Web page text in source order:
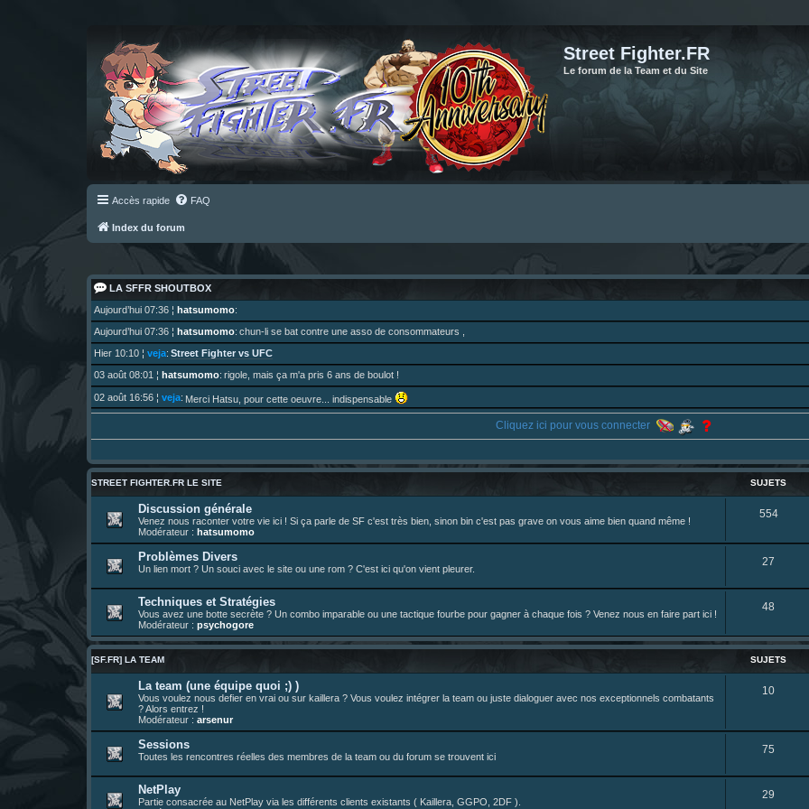
Street Fighter.FR
Le forum de la Team et du Site
Accès rapide FAQ
Index du forum
LA SFFR SHOUTBOX
Aujourd’hui 07:36 ¦ hatsumomo:
Aujourd’hui 07:36 ¦ hatsumomo: chun-li se bat contre une asso de consommateurs ,
Hier 10:10 ¦ veja: Street Fighter vs UFC
03 août 08:01 ¦ hatsumomo: rigole, mais ça m'a pris 6 ans de boulot !
02 août 16:56 ¦ veja: Merci Hatsu, pour cette oeuvre... indispensable
01 août 08:08¦hatsumomo:https://archiveofourown.org/works/74744 ... /195226046
01 août 08:08¦hatsumomo:Aujourd'hui, c'est le yaoi day. Pour la peine je reposte ma dernière fic.
30 juil. 07:22¦hatsumomo:Un futur indispensable :
26 juil. 22:09¦hatsumomo:bio de Alex en ligne les gens !
13 juil. 09:53¦hatsumomo:bonjour les amis, je viens de poster ma 1e review de figurine !
23 juin 10:36¦indy:une très chouette SFFR shoutbox !
23 juin 07:30¦hatsumomo :nouvelle trad caniculaire les amis !
23 juin 07:26¦hatsumomo:shoutbox réinitialisée
22 juin 12:27¦indy:Yo !
22 juin 08:49¦veja:Yo
Cliquez ici pour vous connecter
STREET FIGHTER.FR LE SITE SUJETS
Discussion générale
Venez nous raconter votre vie ici ! Si ça parle de SF c'est très bien, sinon bin c'est pas grave on vous aime bien quand même !
Modérateur : hatsumomo
554S
Problèmes Divers
Un lien mort ? Un souci avec le site ou une rom ? C'est ici qu'on vient pleurer.
27
t
Techniques et Stratégies
Vous avez une botte secrète ? Un combo imparable ou une tactique fourbe pour gagner à chaque fois ? Venez nous en faire part ici !
Modérateur : psychogore
48
j
e
[SF.FR] LA TEAM SUJETS
La team (une équipe quoi ;) )
Vous voulez nous defier en vrai ou sur kaillera ? Vous voulez intégrer la team ou juste dialoguer avec nos exceptionnels combatants
? Alors entrez !
Modérateur : arsenur
10S
Sessions
Toutes les rencontres réelles des membres de la team ou du forum se trouvent ici
75
NetPlay
Partie consacrée au NetPlay via les différents clients existants ( Kaillera, GGPO, 2DF ).
29